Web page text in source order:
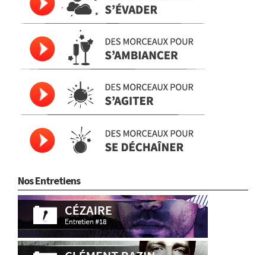
Nos Entretiens